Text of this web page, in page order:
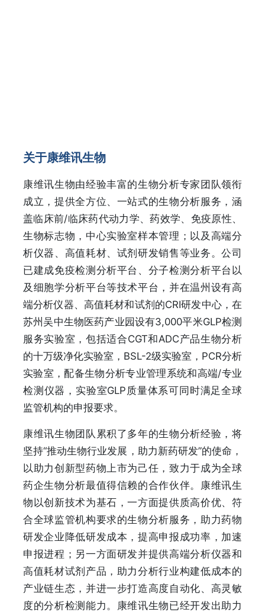
关于康维讯生物
康维讯生物由经验丰富的生物分析专家团队领衔
成立，提供全方位、一站式的生物分析服务，涵
盖临床前/临床药代动力学、药效学、免疫原性、
生物标志物，中心实验室样本管理；以及高端分
析仪器、高值耗材、试剂研发销售等业务。公司
已建成免疫检测分析平台、分子检测分析平台以
及细胞学分析平台等技术平台，并在温州设有高
端分析仪器、高值耗材和试剂的CRI研发中心，在
苏州吴中生物医药产业园设有3,000平米GLP检测
服务实验室，包括适合CGT和ADC产品生物分析
的十万级净化实验室，BSL-2级实验室，PCR分析
实验室，配备生物分析专业管理系统和高端/专业
检测仪器，实验室GLP质量体系可同时满足全球
监管机构的申报要求。
康维讯生物团队累积了多年的生物分析经验，将
坚持“推动生物行业发展，助力新药研发”的使命，
以助力创新型药物上市为己任，致力于成为全球
药企生物分析最值得信赖的合作伙伴。康维讯生
物以创新技术为基石，一方面提供质高价优、符
合全球监管机构要求的生物分析服务，助力药物
研发企业降低研发成本，提高申报成功率，加速
申报进程；另一方面研发并提供高端分析仪器和
高值耗材试剂产品，助力分析行业构建低成本的
产业链生态，并进一步打造高度自动化、高灵敏
度的分析检测能力。康维讯生物已经开发出助力